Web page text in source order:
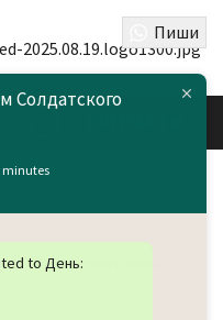
Президентских
Солдатского
minutes
to День:
Пиши